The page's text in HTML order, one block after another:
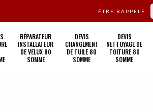
ÊTRE RAPPELÉ
RÉPARATEUR
INSTALLATEUR
DE VELUX 80
SOMME
DEVIS
CHANGEMENT
DE TUILE 80
SOMME
DEVIS
NETTOYAGE DE
TOITURE 80
SOMME